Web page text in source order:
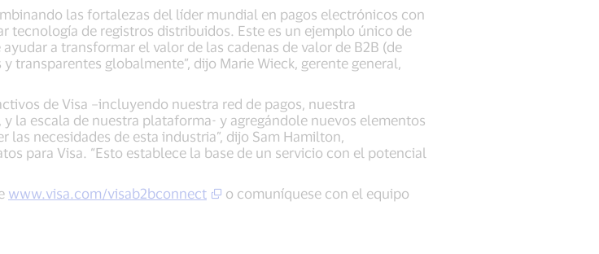
las fortalezas del líder mundial en pagos electrónicos con
tecnología de registros distribuidos. Este es un ejemplo único de
a transformar el valor de las cadenas de valor de B2B (de
transparentes globalmente”, dijo Marie Wieck, gerente general,
de Visa –incluyendo nuestra red de pagos, nuestra
la escala de nuestra plataforma- y agregándole nuevos elementos
necesidades de esta industria”, dijo Sam Hamilton,
para Visa. “Esto establece la base de un servicio con el potencial
www.visa.com/visab2bconnect
o comuníquese con el equipo